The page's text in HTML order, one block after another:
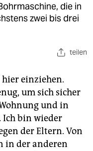
die in
zwei bis drei
teilen
einziehen.
um sich sicher
und in
Ich bin wieder
der Eltern. Von
in der anderen